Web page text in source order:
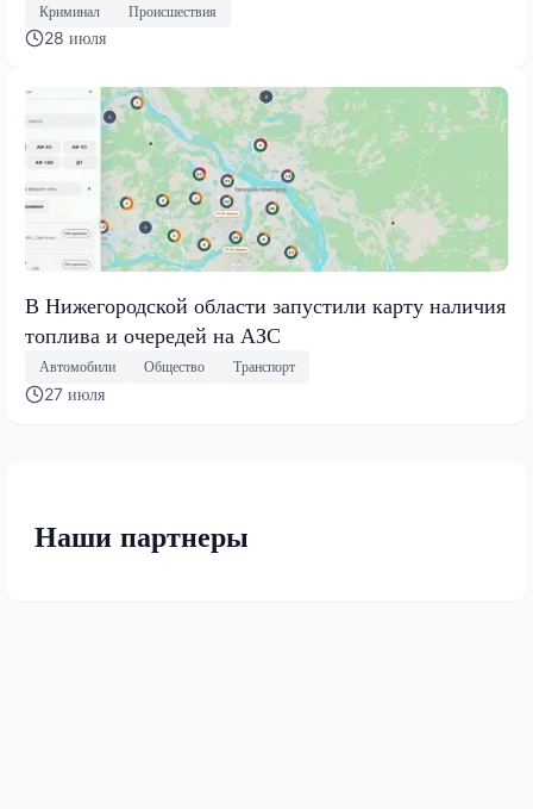
Криминал Происшествия
28 июля
В Нижегородской области запустили карту наличия
топлива и очередей на АЗС
Автомобили Общество Транспорт
27 июля
Наши партнеры